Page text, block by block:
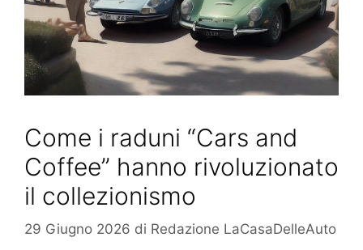
Come i raduni “Cars and
Coffee” hanno rivoluzionato
il collezionismo
29 Giugno 2026 di Redazione LaCasaDelleAuto